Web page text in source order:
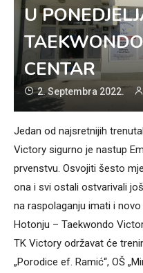
U
CENTAR
2. Septembra 2022.
Jedan od najsretnijih
Victory sigurno je nastup
prvenstvu. Osvojiti šesto
ona i svi ostali ostvarivali
na raspolaganju imati i
Hotonju – Taekwondo
TK Victory održavat će
„Porodice ef. Ramić“, OŠ